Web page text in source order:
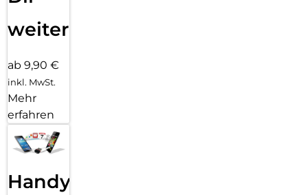
weiter
ab 9,90 €
inkl. MwSt.
Mehr
erfahren
Handy